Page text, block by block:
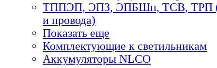
ТППЭП, ЭПЗ, ЭПБШп, ТСВ, ТРП
и провода)
Показать еще
Комплектующие к светильникам
Аккумуляторы NLCO